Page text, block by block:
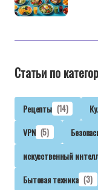
Статьи по
Рецепты (14)
VPN (5)
искусственный
Бытовая техника (3)